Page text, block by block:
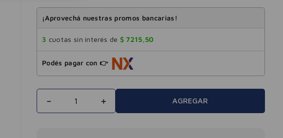
¡Aprovechá nuestras promos bancarias!
3 cuotas sin interés de $ 7215,50
Podés pagar con 👉
＋
－ AGREGAR